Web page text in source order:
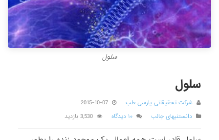
سلول
سلول
شرکت تحقیقاتی پارسی طب
2015-10-07
دانستنیهای جالب
۱۰ دیدگاه 3,530 بازدید